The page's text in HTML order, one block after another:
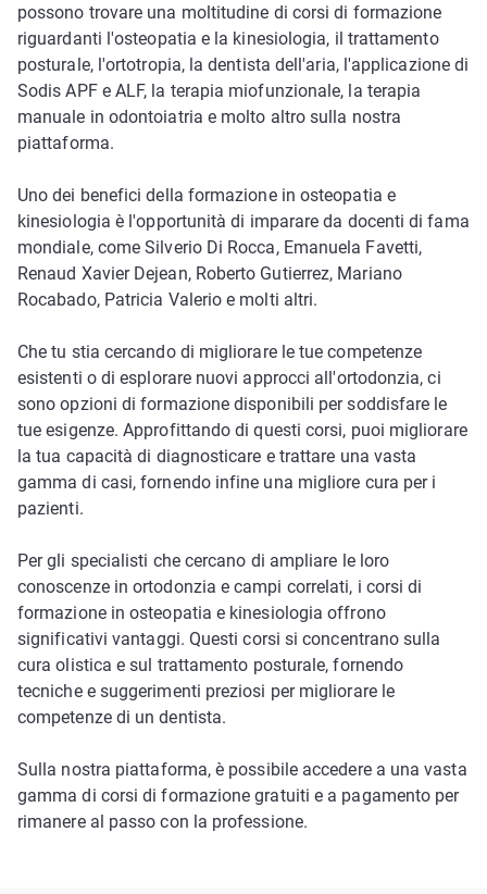
possono trovare una moltitudine di corsi di formazione
riguardanti l'osteopatia e la kinesiologia, il trattamento
posturale, l'ortotropia, la dentista dell'aria, l'applicazione di
Sodis APF e ALF, la terapia miofunzionale, la terapia
manuale in odontoiatria e molto altro sulla nostra
piattaforma.
Uno dei benefici della formazione in osteopatia e
kinesiologia è l'opportunità di imparare da docenti di fama
mondiale, come Silverio Di Rocca, Emanuela Favetti,
Renaud Xavier Dejean, Roberto Gutierrez, Mariano
Rocabado, Patricia Valerio e molti altri.
Che tu stia cercando di migliorare le tue competenze
esistenti o di esplorare nuovi approcci all'ortodonzia, ci
sono opzioni di formazione disponibili per soddisfare le
tue esigenze. Approfittando di questi corsi, puoi migliorare
la tua capacità di diagnosticare e trattare una vasta
gamma di casi, fornendo infine una migliore cura per i
pazienti.
Per gli specialisti che cercano di ampliare le loro
conoscenze in ortodonzia e campi correlati, i corsi di
formazione in osteopatia e kinesiologia offrono
significativi vantaggi. Questi corsi si concentrano sulla
cura olistica e sul trattamento posturale, fornendo
tecniche e suggerimenti preziosi per migliorare le
competenze di un dentista.
Sulla nostra piattaforma, è possibile accedere a una vasta
gamma di corsi di formazione gratuiti e a pagamento per
rimanere al passo con la professione.